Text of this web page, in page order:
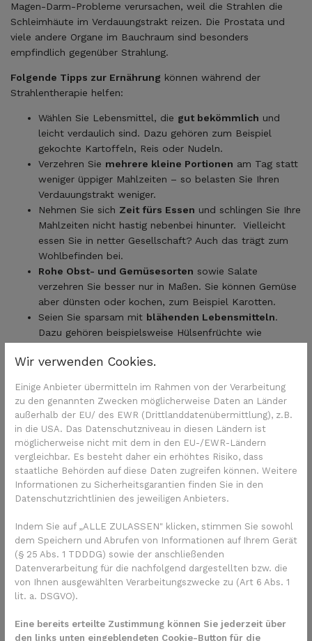
Magen-Darm-Probleme verursachen, weil die Strahlen die
Schleimhäute im Verdauungstrakt reizen. Die Prostata und
viele andere Organe im Bauchraum sind besonders
empfindlich gegenüber Strahlung.
Folgende Tipps zur Ernährung können während der
Strahlentherapie helfen:
Wählen Sie Lebensmittel, die gut bekömmlich und
leicht verdaulich sind. Dazu gehören zum Beispiel
gekochte Kartoffeln, Reis oder Nudeln.
Verzehren Sie mehrere kleine Portionen am Tag statt
weniger üppiger Mahlzeiten – so belasten Sie Ihren
Verdauungstrakt weniger.
Nehmen Sie sich Zeit fürs Essen und schlingen Sie Ihre
Mahlzeiten nicht hastig nebenbei hinunter. Vielleicht
essen Sie in netter Gesellschaft? Auch das trägt zum
Wohlbefinden bei.
Rohe Obst- und Gemüsesorten sowie Salate
verzehren Sie besser nur in Maßen. Sie können Gemüse
aber dünsten oder kochen, zum Beispiel Karotten.
Seien Sie sparsam mit blähenden Lebensmitteln.
Dazu gehören beispielsweise Hülsenfrüchte wie
Blumenkohl, Rosenkohl, Brokkoli oder Wirsing, Zwiebeln
Essen Sie keinefetten, scharfen und stark gewürzten
Speisen.
Trinken Sie ausreichend.
Empfohlen sind mindestens
1,5 bis zwei Liter pro Tag. Gut sind Wasser, ungesüßte
Tees oder Fruchtsaftschorlen. Denken Sie daran, dass
Getränke mit Kohlensäure unangenehme Blähungen
verursachen können.
Bei Durchfall: Trinken Sie mindesten zwei, besser
zum frühen Abend zu sich – sonst müssen Sie nachts
häufiger raus. Eventuell nehmen Sie Mineralien separat
als Elektrolytlösungen zu sich. Bei starkem Durchfall
fragen Sie Ihr Behandlungsteam. Es gibt wirksame
Medikamente, die den Durchfall stoppen können, zum
Rauchen Sie nicht, weil es den Sauerstoffgehalt im
Wir verwenden Cookies.
Einige Anbieter übermitteln im Rahmen von der Verarbeitung
zu den genannten Zwecken möglicherweise Daten an Länder
außerhalb der EU/ des EWR (Drittlanddatenübermittlung), z.B.
in die USA. Das Datenschutzniveau in diesen Ländern ist
möglicherweise nicht mit dem in den EU-/EWR-Ländern
vergleichbar. Es besteht daher ein erhöhtes Risiko, dass
staatliche Behörden auf diese Daten zugreifen können. Weitere
Informationen zu Sicherheitsgarantien finden Sie in den
Datenschutzrichtlinien des jeweiligen Anbieters.
Indem Sie auf „ALLE ZULASSEN" klicken, stimmen Sie sowohl
dem Speichern und Abrufen von Informationen auf Ihrem Gerät
(§ 25 Abs. 1 TDDDG) sowie der anschließenden
Datenverarbeitung für die nachfolgend dargestellten bzw. die
von Ihnen ausgewählten Verarbeitungszwecke zu (Art 6 Abs. 1
lit. a. DSGVO).
Eine bereits erteilte Zustimmung können Sie jederzeit über
den links unten eingeblendeten Cookie-Button für die